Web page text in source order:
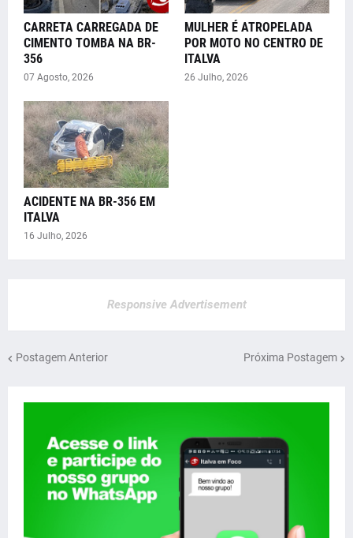
CARRETA CARREGADA DE
CIMENTO TOMBA NA BR-
356
07 Agosto, 2026
MULHER É ATROPELADA
POR MOTO NO CENTRO DE
ITALVA
26 Julho, 2026
ACIDENTE NA BR-356 EM
ITALVA
16 Julho, 2026
Responsive Advertisement
Postagem Anterior Próxima Postagem